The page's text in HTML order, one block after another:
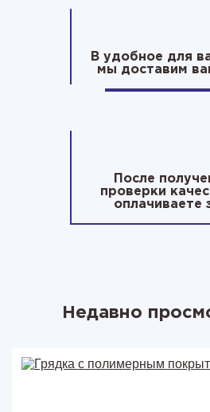
В удобное для
мы доставим
После
проверки
оплачиваете
Недавно